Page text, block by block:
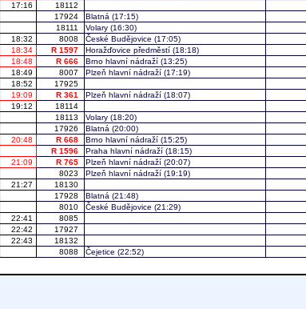
17:16
18112
17924 Blatná (17:15)
18111 Volary (16:30)
18:32 8008 České Budějovice (17:05)
18:34 R 1597 Horažďovice předměstí (18:18)
18:48 R 666 Brno hlavní nádraží (13:25)
18:49 8007 Plzeň hlavní nádraží (17:19)
18:52
17925
19:09 R 361 Plzeň hlavní nádraží (18:07)
19:12
18114
18113 Volary (18:20)
17926 Blatná (20:00)
20:48 R 668 Brno hlavní nádraží (15:25)
R 1596 Praha hlavní nádraží (18:15)
21:09 R 765 Plzeň hlavní nádraží (20:07)
8023 Plzeň hlavní nádraží (19:19)
21:27
18130
17928 Blatná (21:48)
8010 České Budějovice (21:29)
22:41
8085
22:42
17927
22:43
18132
8088 Čejetice (22:52)